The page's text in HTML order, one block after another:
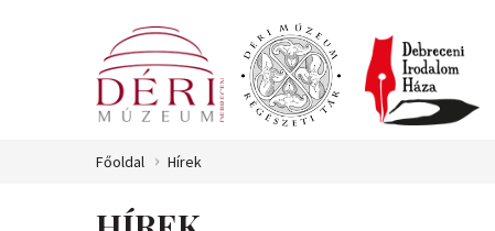
Főoldal Hírek